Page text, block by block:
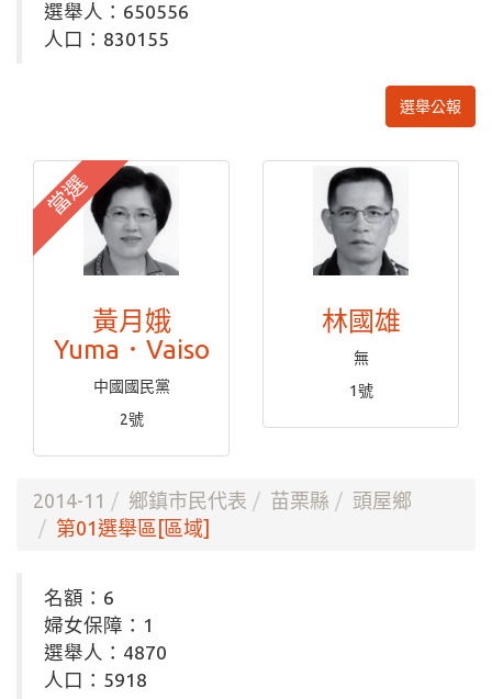
選舉人：650556
人口：830155
選舉公報
當選
黃月娥
Yuma．Vaiso
中國國民黨
2號
林國雄
無
1號
2014-11 鄉鎮市民代表 苗栗縣
頭屋鄉
第01選舉區[區域]
名額：6
婦女保障：1
選舉人：4870
人口：5918